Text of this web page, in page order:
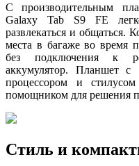
С производительным
Galaxy Tab S9 FE
развлекаться и общаться.
места в багаже во время
без подключения к
аккумулятор. Планшет
процессором и
помощником для решения
Стиль и